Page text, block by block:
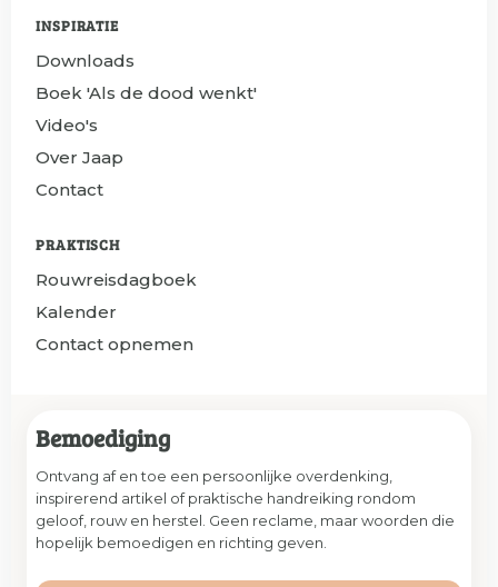
INSPIRATIE
Downloads
Boek 'Als de dood wenkt'
Video's
Over Jaap
Contact
PRAKTISCH
Rouwreisdagboek
Kalender
Contact opnemen
Bemoediging
Ontvang af en toe een persoonlijke overdenking,
inspirerend artikel of praktische handreiking rondom
geloof, rouw en herstel. Geen reclame, maar woorden die
hopelijk bemoedigen en richting geven.